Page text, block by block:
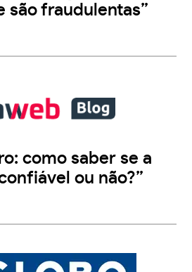
são fraudulentas”
como saber se a
ou não?”